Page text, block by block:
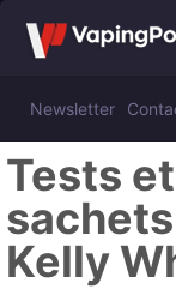
Newsletter
Tests
Kelly